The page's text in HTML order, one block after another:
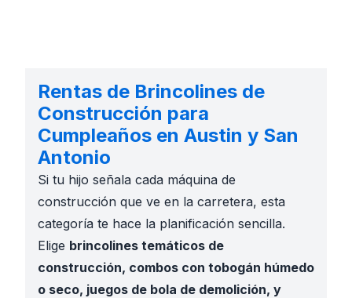
Rentas de Brincolines de
Construcción para
Cumpleaños en Austin y San
Antonio
Si tu hijo señala cada máquina de
construcción que ve en la carretera, esta
categoría te hace la planificación sencilla.
Elige brincolines temáticos de
construcción, combos con tobogán húmedo
o seco, juegos de bola de demolición, y